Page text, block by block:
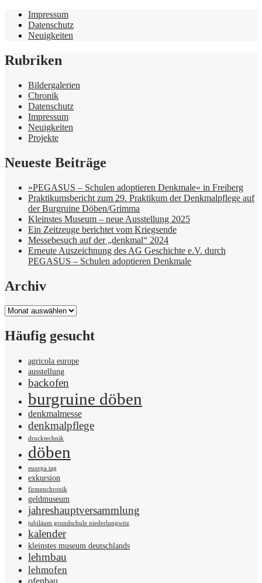
Impressum
Datenschutz
Neuigkeiten
Rubriken
Bildergalerien
Chronik
Datenschutz
Impressum
Neuigkeiten
Projekte
Neueste Beiträge
»PEGASUS – Schulen adoptieren Denkmale« in Freiberg
Praktikumsbericht zum 29. Praktikum der Denkmalpflege auf
der Burgruine Döben/Grimma
Kleinstes Museum – neue Ausstellung 2025
Ein Zeitzeuge berichtet vom Kriegsende
Messebesuch auf der „denkmal“ 2024
Erneute Auszeichnung des AG Geschichte e.V. durch
PEGASUS – Schulen adoptieren Denkmale
Archiv
Archiv
Häufig gesucht
agricola europe
ausstellung
backofen
burgruine döben
denkmalmesse
denkmalpflege
drucktechnik
döben
euorpa tag
exkursion
firmenchronik
geldmuseum
jahreshauptversammlung
jubiläum grundschule niederlungwitz
kalender
kleinstes museum deutschlands
lehmbau
lehmofen